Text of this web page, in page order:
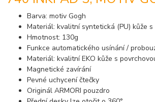
Barva: motiv Gogh
Materiál: kvalitní syntetická (PU) kůže
Hmotnost: 130g
Funkce automatického usínání /
Materiál: kvalitní EKO kůže s
Magnetické zavírání
Pevné uchycení čtečky
Originál ARMORI pouzdro